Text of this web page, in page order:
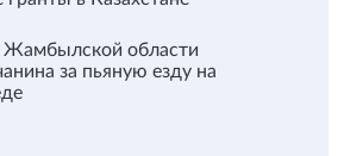
Жамбылской области
за пьяную езду на